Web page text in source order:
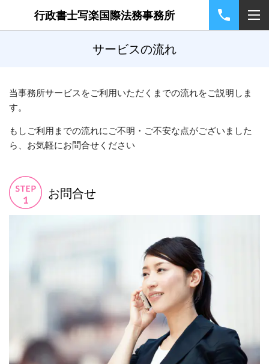
行政書士写楽国際法務事務所
サービスの流れ
当事務所サービスをご利用いただくまでの流れをご説明しま
す。
もしご利用までの流れにご不明・ご不安な点がございました
ら、お気軽にお問合せください
お問合せ